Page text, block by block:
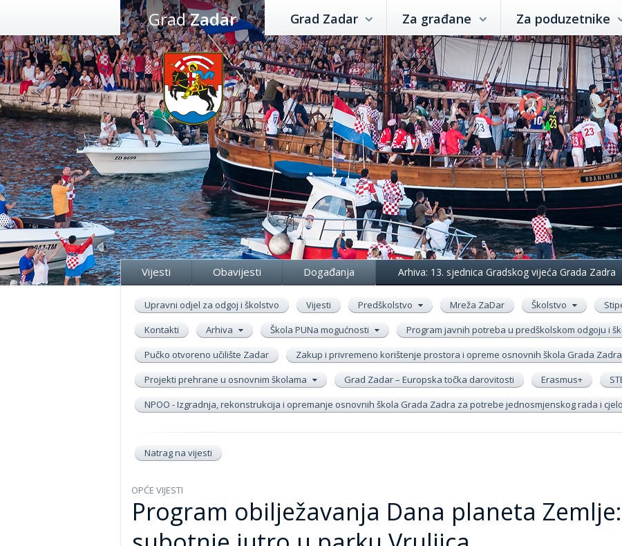
Preskoči
na
sadržaj
GradZadar Grad Zadar Za građane Za poduzetnike
Vijesti Obavijesti Događanja Arhiva: 13. sjednica Gradskog vijeća Grada Zadra
Upravni odjel za odgoj i školstvo Vijesti Predškolstvo Mreža ZaDar Školstvo
Kontakti
Arhiva Škola PUNa mogućnosti
Program javnih potreba u predškolskom odgoju i
Pučko otvoreno učilište Zadar
Zakup i privremeno korištenje prostora i opreme osnovnih škola Grada Zadra
Projekti prehrane u osnovnim školama
Grad Zadar – Europska točka darovitosti Erasmus+
NPOO - Izgradnja, rekonstrukcija i opremanje osnovnih škola Grada Zadra za potrebe jednosmjenskog rada i
Natrag na vijesti
OPĆE VIJESTI
Program obilježavanja Dana planeta Zemlje: